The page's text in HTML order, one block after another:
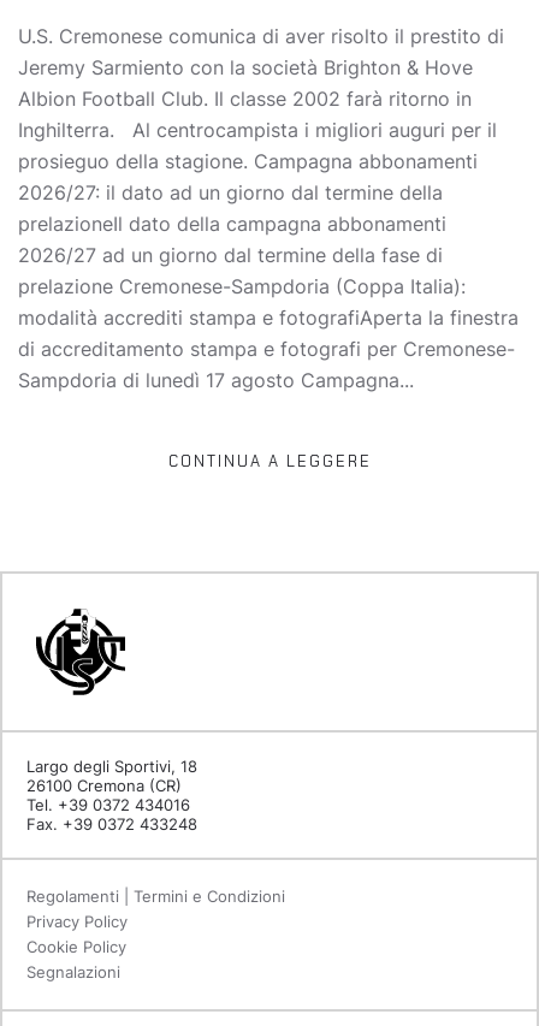
U.S. Cremonese comunica di aver risolto il prestito di
Jeremy Sarmiento con la società Brighton & Hove
Albion Football Club. Il classe 2002 farà ritorno in
Inghilterra. Al centrocampista i migliori auguri per il
prosieguo della stagione. Campagna abbonamenti
2026/27: il dato ad un giorno dal termine della
prelazioneIl dato della campagna abbonamenti
2026/27 ad un giorno dal termine della fase di
prelazione Cremonese-Sampdoria (Coppa Italia):
modalità accrediti stampa e fotografiAperta la finestra
di accreditamento stampa e fotografi per Cremonese-
Sampdoria di lunedì 17 agosto Campagna...
CONTINUA A LEGGERE
Largo degli Sportivi, 18
26100 Cremona (CR)
Tel. +39 0372 434016
Fax. +39 0372 433248
Regolamenti | Termini e Condizioni
Privacy Policy
Cookie Policy
Segnalazioni